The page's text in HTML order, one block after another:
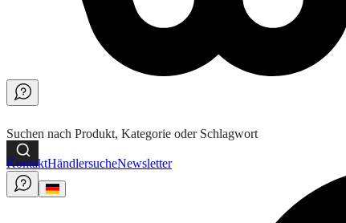
Suchen nach Produkt, Kategorie oder Schlagwort
KontaktHändlersucheNewsletter